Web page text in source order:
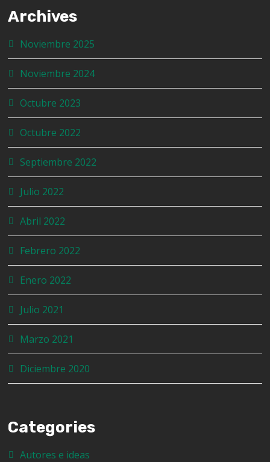
Archives
Noviembre 2025
Noviembre 2024
Octubre 2023
Octubre 2022
Septiembre 2022
Julio 2022
Abril 2022
Febrero 2022
Enero 2022
Julio 2021
Marzo 2021
Diciembre 2020
Categories
Autores e ideas